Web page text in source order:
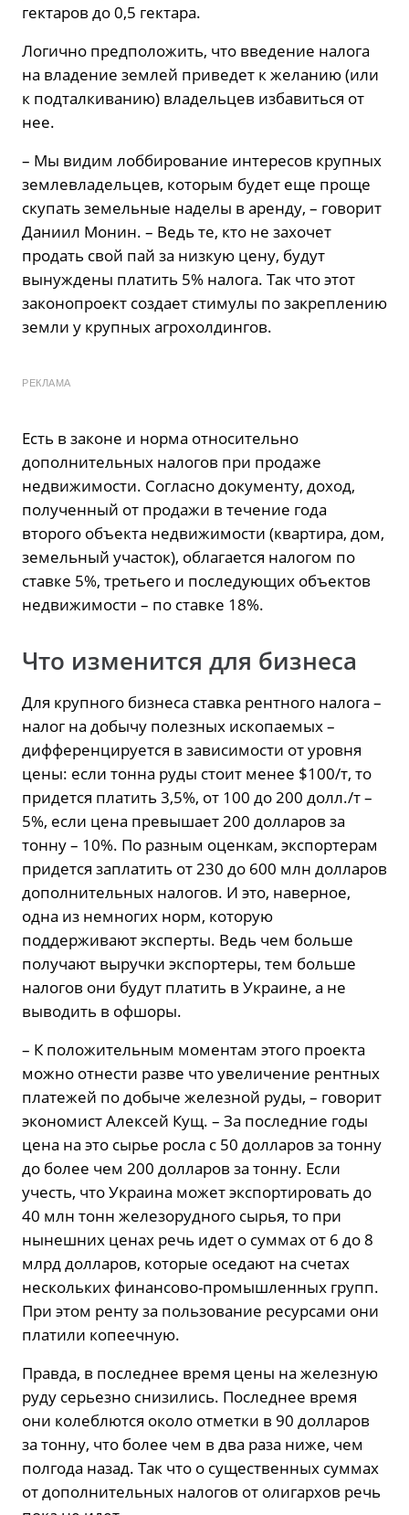
гектаров до 0,5 гектара.
Логично предположить, что введение налога
на владение землей приведет к желанию (или
к подталкиванию) владельцев избавиться от
нее.
– Мы видим лоббирование интересов крупных
землевладельцев, которым будет еще проще
скупать земельные наделы в аренду, – говорит
Даниил Монин. – Ведь те, кто не захочет
продать свой пай за низкую цену, будут
вынуждены платить 5% налога. Так что этот
законопроект создает стимулы по закреплению
земли у крупных агрохолдингов.
РЕКЛАМА
Есть в законе и норма относительно
дополнительных налогов при продаже
недвижимости. Согласно документу, доход,
полученный от продажи в течение года
второго объекта недвижимости (квартира, дом,
земельный участок), облагается налогом по
ставке 5%, третьего и последующих объектов
недвижимости – по ставке 18%.
Что изменится для бизнеса
Для крупного бизнеса ставка рентного налога –
налог на добычу полезных ископаемых –
дифференцируется в зависимости от уровня
цены: если тонна руды стоит менее $100/т, то
придется платить 3,5%, от 100 до 200 долл./т –
5%, если цена превышает 200 долларов за
тонну – 10%. По разным оценкам, экспортерам
придется заплатить от 230 до 600 млн долларов
дополнительных налогов. И это, наверное,
одна из немногих норм, которую
поддерживают эксперты. Ведь чем больше
получают выручки экспортеры, тем больше
налогов они будут платить в Украине, а не
выводить в офшоры.
– К положительным моментам этого проекта
можно отнести разве что увеличение рентных
платежей по добыче железной руды, – говорит
экономист Алексей Кущ. – За последние годы
цена на это сырье росла с 50 долларов за тонну
до более чем 200 долларов за тонну. Если
учесть, что Украина может экспортировать до
40 млн тонн железорудного сырья, то при
нынешних ценах речь идет о суммах от 6 до 8
млрд долларов, которые оседают на счетах
нескольких финансово-промышленных групп.
При этом ренту за пользование ресурсами они
платили копеечную.
Правда, в последнее время цены на железную
руду серьезно снизились. Последнее время
они колеблются около отметки в 90 долларов
за тонну, что более чем в два раза ниже, чем
полгода назад. Так что о существенных суммах
от дополнительных налогов от олигархов речь